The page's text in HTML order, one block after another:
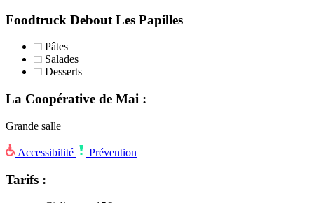
Foodtruck Debout Les Papilles
Pâtes
Salades
Desserts
La Coopérative de Mai :
Grande salle
Accessibilité Prévention
Tarifs :